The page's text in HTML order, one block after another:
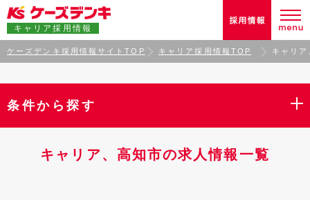
キャリア採用情報
ケーズデンキ採用情報サイトTOP キャリア採用情報TOP キャリ
条件から探す
キャリア、高知市の求人情報一覧